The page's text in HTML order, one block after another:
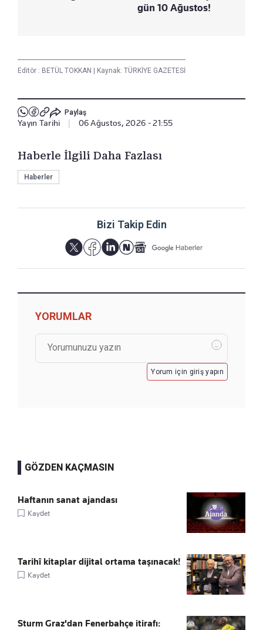
gün 10 Ağustos!
Editör : BETÜL TOKKAN | Kaynak: TÜRKİYE GAZETESİ
Paylaş
Yayın Tarihi 06 Ağustos, 2026 - 21:55
Haberle İlgili Daha Fazlası
Haberler
Bizi Takip Edin
YORUMLAR
Yorum için giriş yapın
GÖZDEN KAÇMASIN
Haftanın sanat ajandası
Kaydet
Tarihî kitaplar dijital ortama taşınacak!
Kaydet
Sturm Graz'dan Fenerbahçe itirafı: